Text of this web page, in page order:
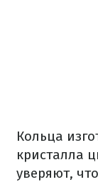
Кольца
кристалла
уверяют,